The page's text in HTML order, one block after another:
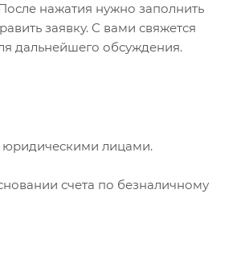
нажатия нужно заполнить
заявку. С вами свяжется
дальнейшего обсуждения.
лицами.
счета по безналичному